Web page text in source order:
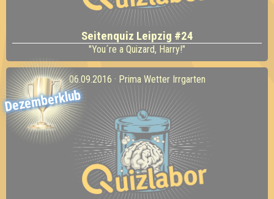
Seitenquiz Leipzig #24
"You´re a Quizard, Harry!"
Dezemberklub
06.09.2016 · Prima Wetter Irrgarten